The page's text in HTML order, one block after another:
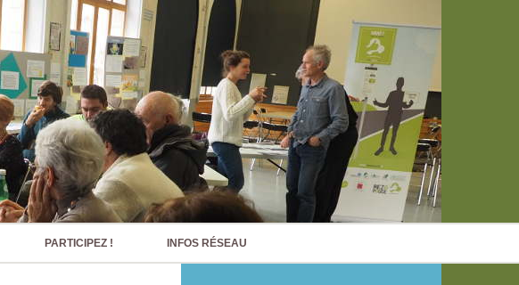
PARTICIPEZ ! INFOS RÉSEAU